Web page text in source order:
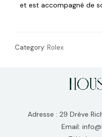
et est accompagné de
Category: Rolex
Adresse : 29 Drève
Email: